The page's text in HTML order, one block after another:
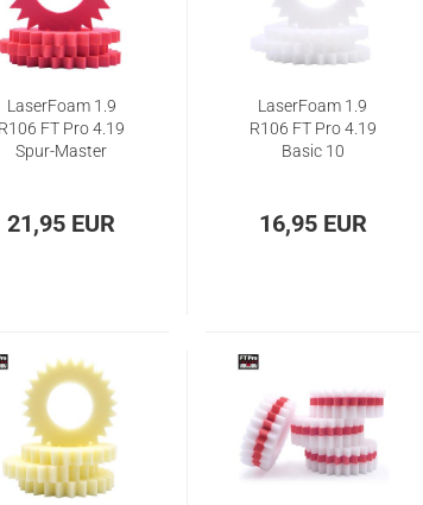
LaserFoam 1.9
FT Pro 4.19
Spur-Master
21,95 EUR
LaserFoam 1.9
R106 FT Pro 4.19
Basic 10
16,95 EUR